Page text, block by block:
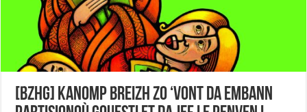
[BZHG] Kanomp Breizh zo ‘vont da embann